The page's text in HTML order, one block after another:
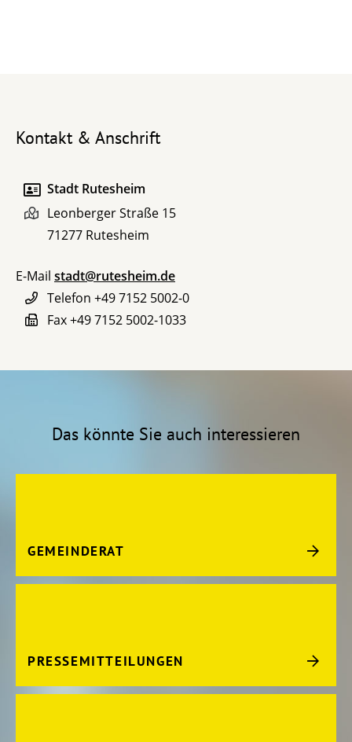
Kontakt & Anschrift
Stadt Rutesheim
Leonberger Straße 15
71277 Rutesheim
E-Mail stadt@rutesheim.de
Telefon +49 7152 5002-0
Fax+49 7152 5002-1033
Das könnte Sie auch interessieren
GEMEINDERAT
PRESSEMITTEILUNGEN